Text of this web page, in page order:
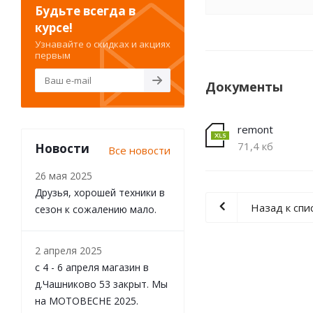
Документы
remont
71,4 кб
Назад к
Будьте всегда в
курсе!
Узнавайте о скидках и акциях
первым
Новости Все новости
26 мая 2025
Друзья, хорошей техники в
сезон к сожалению мало.
2 апреля 2025
с 4 - 6 апреля магазин в
д.Чашниково 53 закрыт. Мы
на МОТОВЕСНЕ 2025.